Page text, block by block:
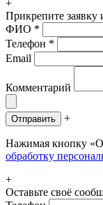
+
Прикрепите заявку
ФИО *
Телефон *
Email
Комментарий
Отправить +
Нажимая кнопку
обработку
+
Оставьте своё